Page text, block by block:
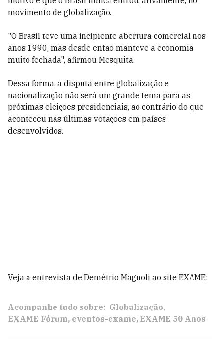
movimento de globalização.
"O Brasil teve uma incipiente abertura comercial nos
anos 1990, mas desde então manteve a economia
muito fechada", afirmou Mesquita.
Dessa forma, a disputa entre globalização e
nacionalização não será um grande tema para as
próximas eleições presidenciais, ao contrário do que
aconteceu nas últimas votações em países
desenvolvidos.
Veja a entrevista de Demétrio Magnoli ao site EXAME:
Acompanhe tudo sobre: Globalização
EXAME Fórum eventos-exame EXAME 50 Anos